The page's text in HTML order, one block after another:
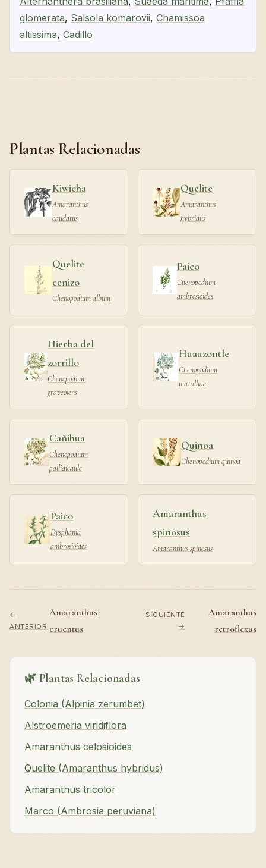
glomerata, Salsola komarovii, Chamissoa
altissima, Cadillo
Plantas Relacionadas
Kiwicha
Amaranthus
caudatus
Quelite
Amaranthus
hybridus
Quelite
cenizo
Chenopodium album
Paico
Chenopodium
ambrosioides
Hierba del
zorrillo
Chenopodium
graveolens
Huauzontle
Chenopodium
nuttalliae
Cañihua
Chenopodium
pallidicaule
Quinoa
Chenopodium quinoa
Paico
Dysphania
ambrosioides
Amaranthus
spinosus
Amaranthus spinosus
←
ANTERIOR
Amaranthus
cruentus
SIGUIENTE
→
Amaranthus
retroflexus
🌿 Plantas Relacionadas
Colonia (Alpinia zerumbet)
Alstroemeria viridiflora
Amaranthus celosioides
Quelite (Amaranthus hybridus)
Amaranthus tricolor
Marco (Ambrosia peruviana)